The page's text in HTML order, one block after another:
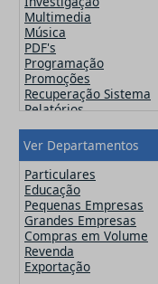
Infacta
Infragistics
iSpring Solutions, Inc.
Jam Software
JetBrains
Kaspersky
Lansweeper
Maxon
MAXQDA - Verbi
McAfee
Microsoft
Navicat
Nero
Netsarang
Network Automation
NitroPDF
Multimedia
Música
PDF's
Programação
Promoções
Recuperação Sistema
Relatórios
Sistemas Operativos
Utilitários
Video
Web Design
Ver Departamentos
Particulares
Educação
Pequenas Empresas
Grandes Empresas
Compras em Volume
Revenda
Exportação